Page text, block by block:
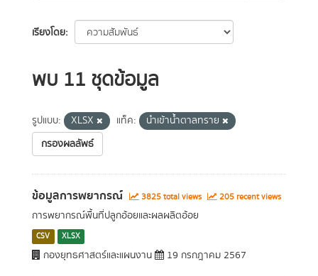
เรียงโดย
พบ 11 ชุดข้อมูล
รูปแบบ: XLSX แท็ค:
นำเข้าน้ำตาลทราย
กรองผลลัพธ์
ข้อมูลการพยากรณ์ 3825 total views 205 recent views
การพยากรณ์พื้นที่ปลูกอ้อยและผลผลิตอ้อย
CSV XLSX
กองยุทธศาสตร์และแผนงาน 19 กรกฎาคม 2567